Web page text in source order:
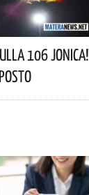
106 Jonica!